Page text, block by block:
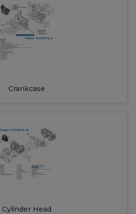
Crankcase
Cylinder Head